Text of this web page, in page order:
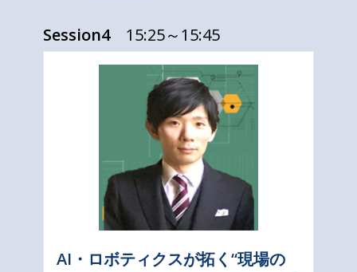
Session4 15:25～15:45
AI・ロボティクスが拓く“現場の